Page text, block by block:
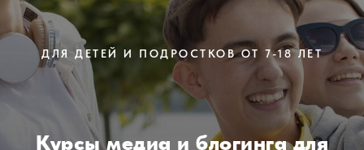
ДЛЯ ДЕТЕЙ И ПОДРОСТКОВ ОТ 7-18 ЛЕТ
Курсы медиа и блогинга для